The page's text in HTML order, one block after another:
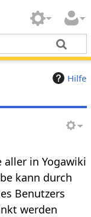
Hilfe
in Yogawiki
kann durch
Benutzers
werden